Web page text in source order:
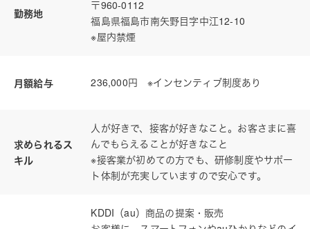
ニュース
求人情報はこちら
勤務地
〒960-0112
福島県福島市南矢野目字中江12-10
※屋内禁煙
月額給与 236,000円 ※インセンティブ制度あり
求められるス
キル
人が好きで、接客が好きなこと。お客さまに喜
んでもらえることが好きなこと
※接客業が初めての方でも、研修制度やサポー
ト体制が充実していますので安心です。
KDDI（au）商品の提案・販売